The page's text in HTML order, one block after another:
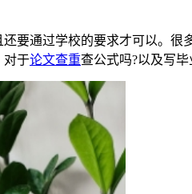
要通过学校的要求才可以。
对于论文查重查公式吗?以及写